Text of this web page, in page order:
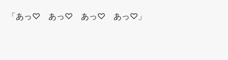
「あっ♡ あっ♡ あっ♡ あっ♡」